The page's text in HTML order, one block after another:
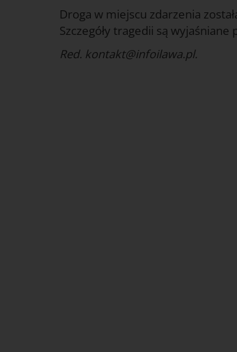
Droga w miejscu zdarzenia
Szczegóły tragedii są
Red. kontakt@infoilawa.pl.